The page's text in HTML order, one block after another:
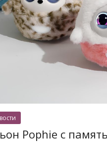
Pophie с